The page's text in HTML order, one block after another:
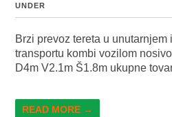
UNDER
Brzi prevoz tereta u unutarnjem
transportu kombi vozilom
D4m V2.1m Š1.8m ukupne
READ MORE →